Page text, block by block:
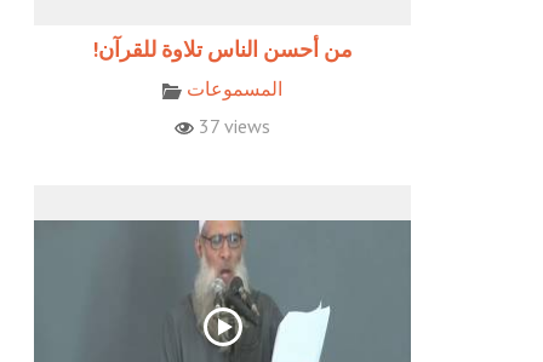
!من أحسن الناس تلاوة للقرآن
المسموعات
37 views